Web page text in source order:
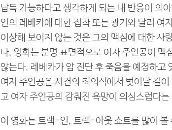
납득 가능하다고 생각하게 되는 내 반응이 의
인의 레베카에 대한 집착 또는 광기와 달리 여
이상해 보이지 않는 것은 그의 맥심에 대한 사
다. 영화는 분명 표면적으로 여자 주인공이 맥
않는다. 레베카가 암 진단 후 죽음을 예정하고
여자 주인공은 사건의 죄의식에서 벗어날 길
고 여자 주인공의 감춰진 욕망이 의심스럽다
이 영화는 트랙-인, 트랙-아웃 쇼트를 많이 볼